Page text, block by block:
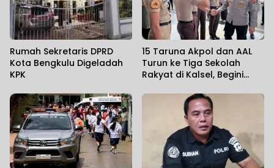
Rumah Sekretaris DPRD
Kota Bengkulu Digeladah
KPK
15 Taruna Akpol dan AAL
Turun ke Tiga Sekolah
Rakyat di Kalsel, Begini